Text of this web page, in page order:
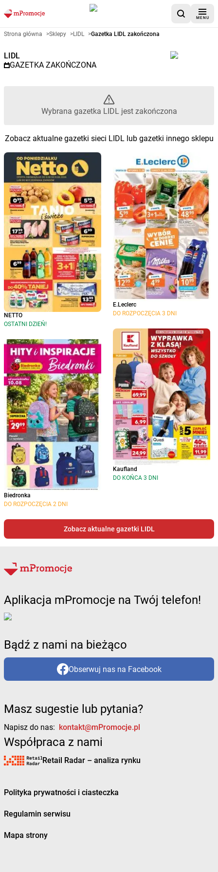
MENU
Gazetka promocyjna LIDL –
Strona główna >Sklepy >LIDL >Gazetka LIDL zakończona
LIDL
GAZETKA ZAKOŃCZONA
Wybrana gazetka LIDL jest zakończona
Zobacz aktualne gazetki sieci LIDL lub gazetki innego sklepu
NETTO
OSTATNI DZIEŃ!
Biedronka
DO ROZPOCZĘCIA 2 DNI
E.Leclerc
DO ROZPOCZĘCIA 3 DNI
Kaufland
DO KOŃCA 3 DNI
Zobacz aktualne gazetki LIDL
Aplikacja mPromocje na Twój telefon!
Bądź z nami na bieżąco
Obserwuj nas na Facebook
Masz sugestie lub pytania?
Napisz do nas: kontakt@mPromocje.pl
Współpraca z nami
Retail Radar – analiza rynku
Polityka prywatności i ciasteczka
Regulamin serwisu
Mapa strony